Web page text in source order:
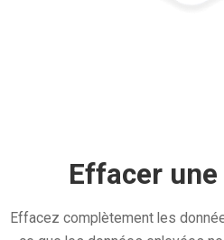
Effacer
Effacez complètement les